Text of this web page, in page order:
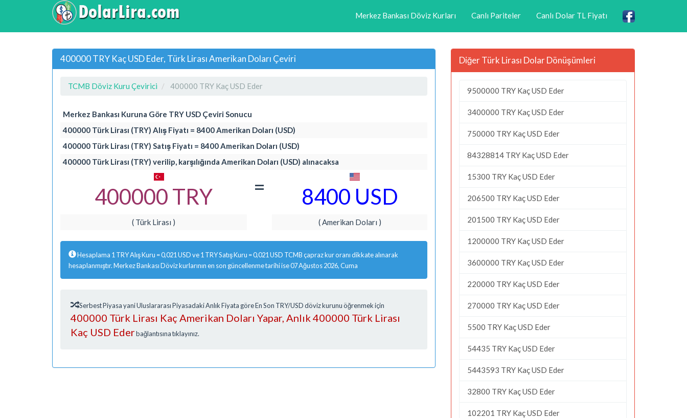
Merkez Bankası Döviz Kurları Canlı Pariteler Canlı Dolar TL Fiyatı
400000 TRY Kaç USD Eder, Türk Lirası Amerikan Doları Çeviri
TCMB Döviz Kuru Çevirici 400000 TRY Kaç USD Eder
Merkez Bankası Kuruna Göre TRY USD Çeviri Sonucu
400000 Türk Lirası (TRY) Alış Fiyatı = 8400 Amerikan Doları (USD)
400000 Türk Lirası (TRY) Satış Fiyatı = 8400 Amerikan Doları (USD)
400000 Türk Lirası (TRY) verilip, karşılığında Amerikan Doları (USD) alınacaksa
400000 TRY = 8400 USD
( Türk Lirası ) ( Amerikan Doları )
Hesaplama 1 TRY Alış Kuru = 0,021 USD ve 1 TRY Satış Kuru = 0,021 USD TCMB çapraz kur oranı dikkate alınarak
hesaplanmıştır. Merkez Bankası Döviz kurlarının en son güncellenme tarihi ise 07 Ağustos 2026, Cuma
Serbest Piyasa yani Uluslararası Piyasadaki Anlık Fiyata göre En Son TRY/USD döviz kurunu öğrenmek için
400000 Türk Lirası Kaç Amerikan Doları Yapar, Anlık 400000 Türk Lirası
Kaç USD Ederbağlantısına tıklayınız.
Diğer Türk Lirası Dolar Dönüşümleri
9500000 TRY Kaç USD Eder
3400000 TRY Kaç USD Eder
750000 TRY Kaç USD Eder
84328814 TRY Kaç USD Eder
15300 TRY Kaç USD Eder
206500 TRY Kaç USD Eder
201500 TRY Kaç USD Eder
1200000 TRY Kaç USD Eder
3600000 TRY Kaç USD Eder
220000 TRY Kaç USD Eder
270000 TRY Kaç USD Eder
5500 TRY Kaç USD Eder
54435 TRY Kaç USD Eder
5443593 TRY Kaç USD Eder
32800 TRY Kaç USD Eder
102201 TRY Kaç USD Eder